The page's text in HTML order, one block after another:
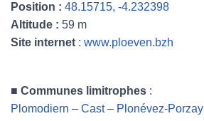
Position : 48.15715, -4.232398
Altitude : 59 m
Site internet : www.ploeven.bzh
■ Communes limitrophes :
Plomodiern – Cast– Plonévez-Porzay